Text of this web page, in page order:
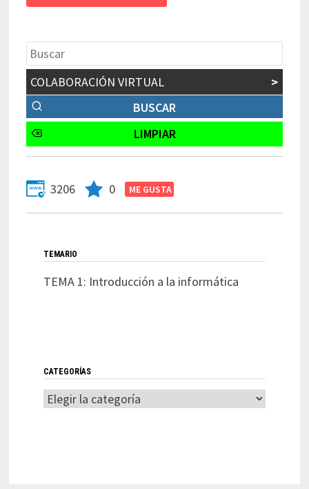
COLABORACIÓN VIRTUAL >
3206 0
TEMARIO
TEMA 1: Introducción a la informática
CATEGORÍAS
Categorías